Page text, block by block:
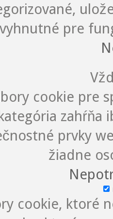
pre
cookie pre
zahŕňa
prvky
žiadne
cookie, ktoré